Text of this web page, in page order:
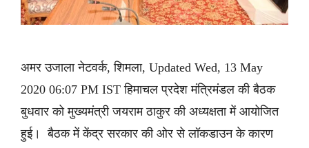
अमर उजाला नेटवर्क, शिमला, Updated Wed, 13 May
2020 06:07 PM IST हिमाचल प्रदेश मंत्रिमंडल की बैठक
बुधवार को मुख्यमंत्री जयराम ठाकुर की अध्यक्षता में आयोजित
हुई। बैठक में केंद्र सरकार की ओर से लॉकडाउन के कारण